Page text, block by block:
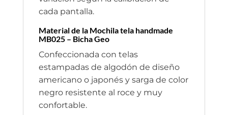
cada pantalla.
Material de la Mochila tela handmade
MB025 – Bicha Geo
Confeccionada con telas
estampadas de algodón de diseño
americano o japonés y sarga de color
negro resistente al roce y muy
confortable.